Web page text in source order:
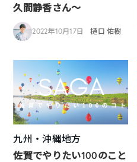
久間静香さん〜
2022年10月17日 樋口 佑樹
九州・沖縄地方
佐賀でやりたい100のこと